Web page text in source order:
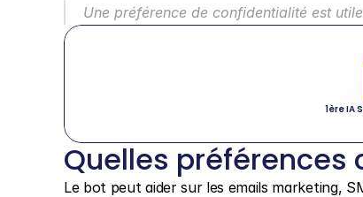
Une préférence de confidentialité est
1ère IA
Quelles préférences
Le bot peut aider sur les emails marketing,